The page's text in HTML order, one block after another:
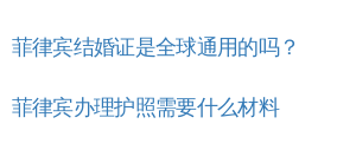
菲律宾结婚证是全球通用的吗？
菲律宾办理护照需要什么材料